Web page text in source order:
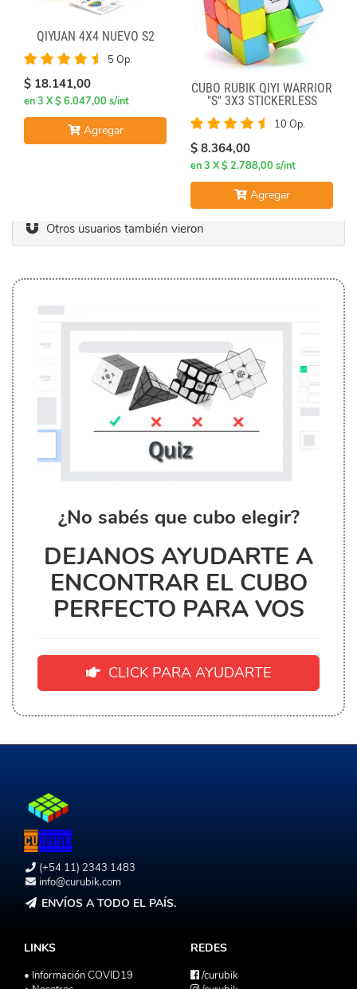
QIYUAN 4X4 NUEVO S2
5 Op.
$ 18.141,00
en 3 X $ 6.047,00 s/int
Agregar
CUBO RUBIK QIYI WARRIOR
"S" 3X3 STICKERLESS
10 Op.
$ 8.364,00
en 3 X $ 2.788,00 s/int
Agregar
Otros usuarios también vieron
¿No sabés que cubo elegir?
DEJANOS AYUDARTE A
ENCONTRAR EL CUBO
PERFECTO PARA VOS
CLICK PARA AYUDARTE
(+54 11) 2343 1483
info@curubik.com
ENVÍOS A TODO EL PAÍS.
LINKS
• Información COVID19
REDES
/curubik